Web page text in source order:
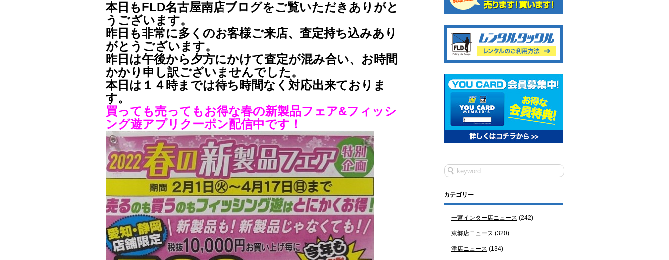
本日もFLD名古屋南店ブログをご覧いただきありがと
うございます。
昨日も非常に多くのお客様ご来店、査定持ち込みあり
がとうございます。
昨日は午後から夕方にかけて査定が混み合い、お時間
かかり申し訳ございませんでした。
本日は１４時までは待ち時間なく対応出来ておりま
す。
買っても売ってもお得な春の新製品フェア&フィッシ
ング遊アプリクーポン配信中です！
カテゴリー
一宮インター店ニュース (242)
東郷店ニュース (320)
津店ニュース (134)